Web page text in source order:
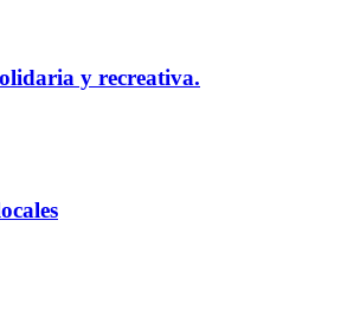
y recreativa.